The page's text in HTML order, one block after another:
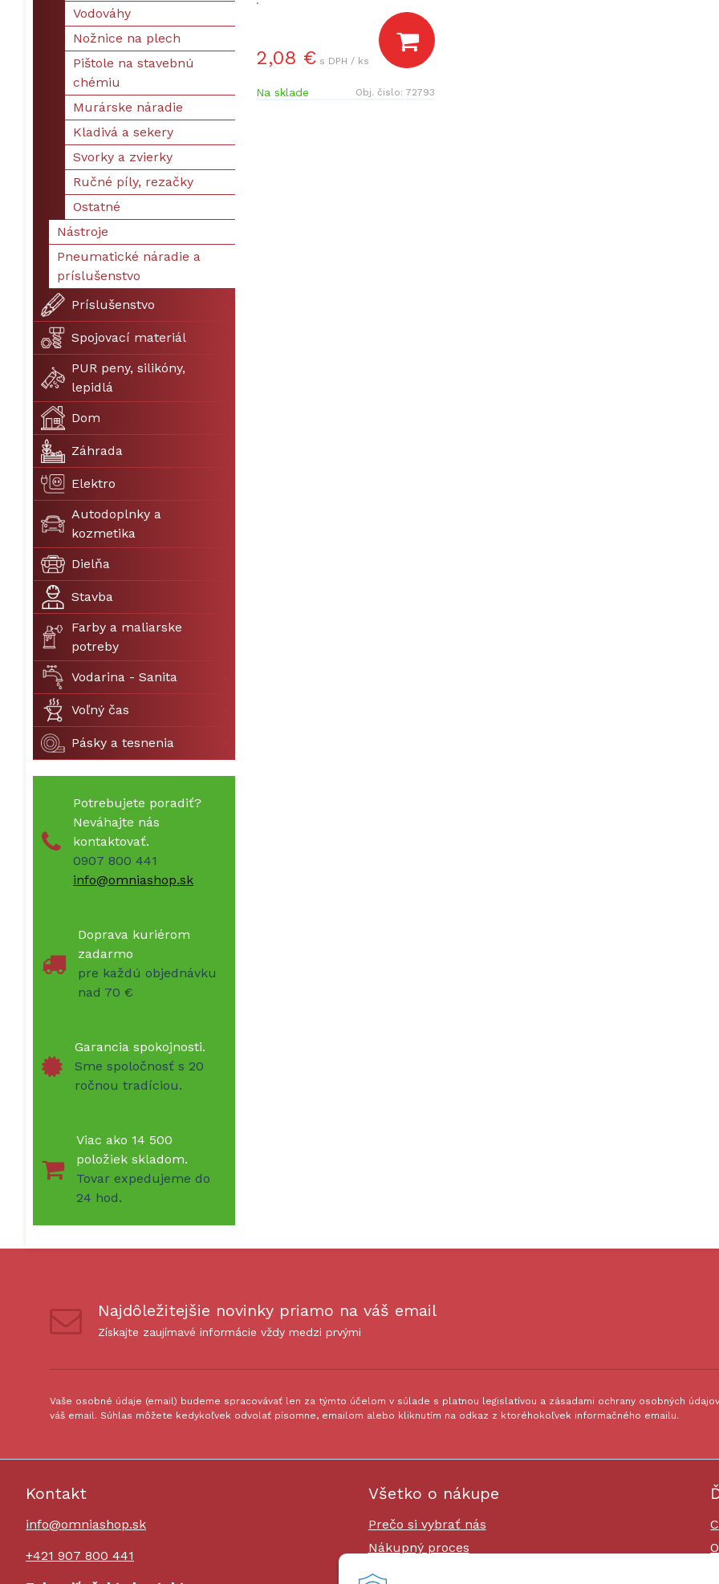
2,08 € s DPH / ks
Na sklade Obj. čislo:72793
Vodováhy
Nožnice na plech
Pištole na stavebnú
chémiu
Murárske náradie
Kladivá a sekery
Svorky a zvierky
Ručné píly, rezačky
Ostatné
Nástroje
Pneumatické náradie a
príslušenstvo
Príslušenstvo
Spojovací materiál
PUR peny, silikóny,
lepidlá
Dom
Záhrada
Elektro
Autodoplnky a
kozmetika
Dielňa
Stavba
Farby a maliarske
potreby
Vodarina - Sanita
Voľný čas
Pásky a tesnenia
Potrebujete poradiť?
Neváhajte nás
kontaktovať.
0907 800 441
info@omniashop.sk
Doprava kuriérom
zadarmo
pre každú objednávku
nad 70 €
Garancia spokojnosti.
Sme spoločnosť s 20
ročnou tradíciou.
Viac ako 14 500
položiek skladom.
Tovar expedujeme do
24 hod.
Najdôležitejšie novinky priamo na váš email
Získajte zaujímavé informácie vždy medzi prvými
Vaše osobné údaje (email) budeme spracovávať len za týmto účelom v súlade s platnou legislatívou a zásadami ochrany osobných
váš email. Súhlas môžete kedykoľvek odvolať písomne, emailom alebo kliknutím na odkaz z ktoréhokoľvek informačného emailu.
Kontakt
info@omniashop.sk
+421 907 800 441
Všetko o nákupe
Prečo si vybrať nás
Nákupný proces
Platby a doprava